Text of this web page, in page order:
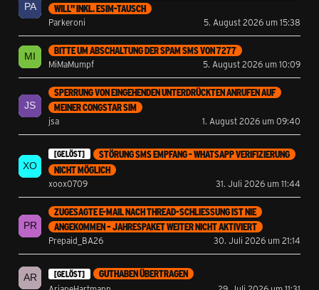
WILL" INKL. ESIM-TAUSCH
Parkeroni
5. August 2026 um 15:38
BITTE UM ABSCHALTUNG DER SPAM SMS VON 7277
MiMaMumpf
5. August 2026 um 10:09
SPERRUNG VON EINGEHENDEN UNTERDRÜCKTEN ANRUFEN AUF
MEINER CONGSTAR SIM
jsa
1. August 2026 um 09:40
[GELÖST]
STÖRUNG SMS EMPFANG - WHATSAPP VERIFIZIERUNG
NICHT MÖGLICH
xoox0709
31. Juli 2026 um 11:44
ZUGESAGTE E-MAIL NACH THREAD-SCHLIESSUNG IST NIE A
NGEKOMMEN – JAHRESPAKET WEITER NICHT AKTIVIERT
Prepaid_BA26
30. Juli 2026 um 21:14
[GELÖST]
GUTHABEN ÜBERTRAGEN